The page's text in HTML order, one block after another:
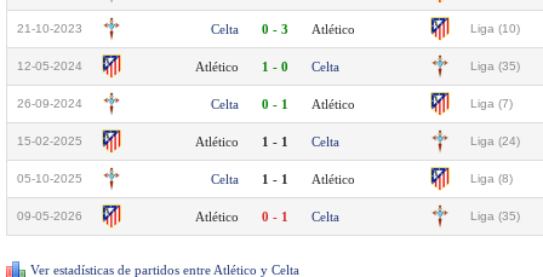
21-10-2023 Celta 0 - 3 Atlético Liga (10)
12-05-2024 Atlético 1 - 0 Celta Liga (35)
26-09-2024 Celta 0 - 1 Atlético Liga (7)
15-02-2025 Atlético 1 - 1 Celta Liga (24)
05-10-2025 Celta 1 - 1 Atlético Liga (8)
09-05-2026 Atlético 0 - 1 Celta Liga (35)
Ver estadísticas de partidos entre Atlético y Celta